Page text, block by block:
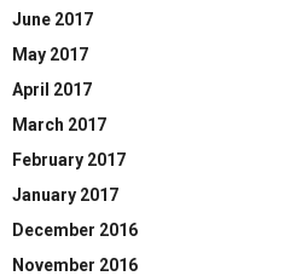
June 2017
May 2017
April 2017
March 2017
February 2017
January 2017
December 2016
November 2016